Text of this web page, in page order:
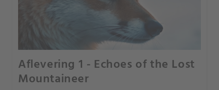
Aflevering 1 - Echoes of the Lost
Mountaineer